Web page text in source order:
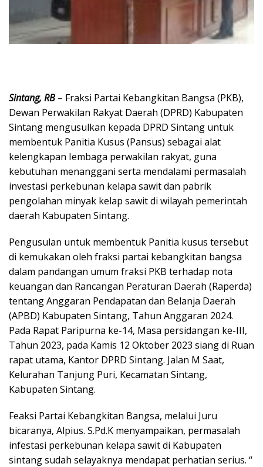
Sintang, RB – Fraksi Partai Kebangkitan Bangsa (PKB),
Dewan Perwakilan Rakyat Daerah (DPRD) Kabupaten
Sintang mengusulkan kepada DPRD Sintang untuk
membentuk Panitia Kusus (Pansus) sebagai alat
kelengkapan Iembaga perwakilan rakyat, guna
kebutuhan menanggani serta mendalami permasalah
investasi perkebunan kelapa sawit dan pabrik
pengolahan minyak kelap sawit di wilayah pemerintah
daerah Kabupaten Sintang.
Pengusulan untuk membentuk Panitia kusus tersebut
di kemukakan oleh fraksi partai kebangkitan bangsa
dalam pandangan umum fraksi PKB terhadap nota
keuangan dan Rancangan Peraturan Daerah (Raperda)
tentang Anggaran Pendapatan dan Belanja Daerah
(APBD) Kabupaten Sintang, Tahun Anggaran 2024.
Pada Rapat Paripurna ke-14, Masa persidangan ke-III,
Tahun 2023, pada Kamis 12 Oktober 2023 siang di Ruan
rapat utama, Kantor DPRD Sintang. Jalan M Saat,
Kelurahan Tanjung Puri, Kecamatan Sintang,
Kabupaten Sintang.
Feaksi Partai Kebangkitan Bangsa, melalui Juru
bicaranya, Alpius. S.Pd.K menyampaikan, permasalah
infestasi perkebunan kelapa sawit di Kabupaten
sintang sudah selayaknya mendapat perhatian serius. “